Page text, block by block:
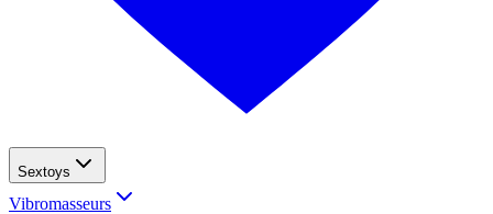
Sextoys
Vibromasseurs